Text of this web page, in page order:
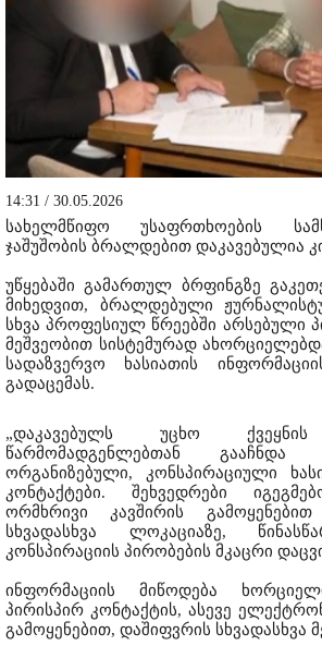
14:31 / 30.05.2026
სახელმწიფო უსაფრთხოების
ჯაშუშობის ბრალდებით დაკავებულია
უწყებაში გამართულ ბრფინგზე
მიხედვით, ბრალდებული
სხვა პროფესიულ წრეებში არსებული
მეშვეობით სისტემურად
სადაზვერვო ხასიათის
გადაცემას.
„დაკავებულს უცხო ქვეყნის
წარმომადგენლებთან
ორგანიზებული, კონსპირაციული
კონტაქტები. შეხვედრები
ორმხრივი კავშირის
სხვადასხვა ლოკაციაზე,
კონსპირაციის პირობების მკაცრი
ინფორმაციის მიწოდება
პირისპირ კონტაქტის, ასევე
გამოყენებით, დაშიფვრის სხვადასხვა